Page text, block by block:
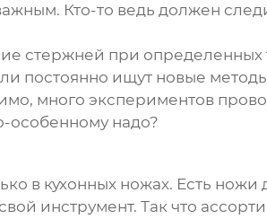
Кто-то ведь должен
стержней при определенных
постоянно ищут новые
много экспериментов
особенному надо?
в кухонных ножах. Есть ножи
инструмент. Так что